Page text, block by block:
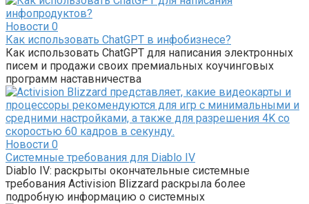
Новости 0
Как использовать ChatGPT в инфобизнесе?
Как использовать ChatGPT для написания электронных
писем и продажи своих премиальных коучинговых
программ наставничества
Новости 0
Системные требования для Diablo IV
Diablo IV: раскрыты окончательные системные
требования Activision Blizzard раскрыла более
подробную информацию о системных